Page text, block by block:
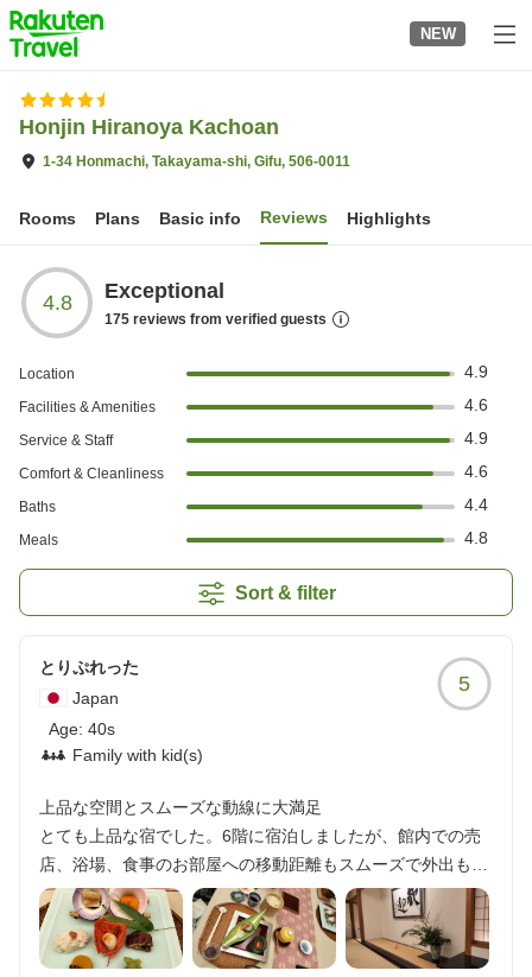
to
top
page
NEW
Honjin Hiranoya Kachoan
1-34 Honmachi, Takayama-shi, Gifu, 506-0011
Rooms Plans Basic info Reviews Highlights
4.8 Exceptional
175 reviews from verified guests
Location 4.9
Facilities & Amenities 4.6
Service & Staff 4.9
Comfort & Cleanliness 4.6
Baths 4.4
Meals 4.8
Sort & filter
とりぷれった
Japan
Age: 40s
Family with kid(s)
5
上品な空間とスムーズな動線に大満足
とても上品な宿でした。6階に宿泊しましたが、館内での売
店、浴場、食事のお部屋への移動距離もスムーズで外出も気
軽に何度も出来ました。立地もとても良く、もう一度泊まり
たいという気持ちになりました。部屋も素敵でした。お料理
も風情を感じられ、とても楽しませてもらいました。スタッ